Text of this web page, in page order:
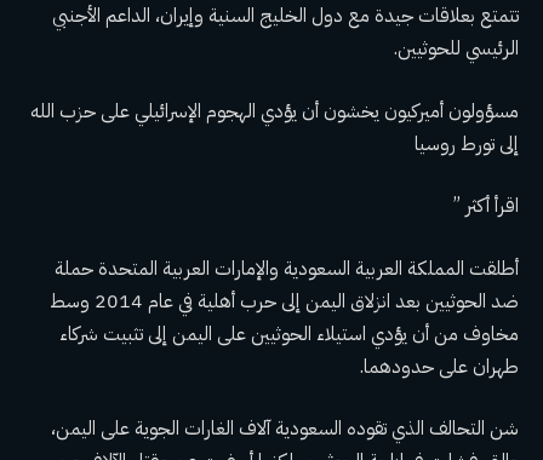
تتمتع بعلاقات جيدة مع دول الخليج السنية وإيران، الداعم الأجنبي
الرئيسي للحوثيين.
مسؤولون أميركيون يخشون أن يؤدي الهجوم الإسرائيلي على حزب الله
إلى تورط روسيا
اقرأ أكثر ”
أطلقت المملكة العربية السعودية والإمارات العربية المتحدة حملة
ضد الحوثيين بعد انزلاق اليمن إلى حرب أهلية في عام 2014 وسط
مخاوف من أن يؤدي استيلاء الحوثيين على اليمن إلى تثبيت شركاء
طهران على حدودهما.
شن التحالف الذي تقوده السعودية آلاف الغارات الجوية على اليمن،